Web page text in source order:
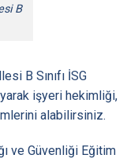
B
B Sınıfı İSG
işyeri hekimliği,
alabilirsiniz.
ve Güvenliği Eğitim